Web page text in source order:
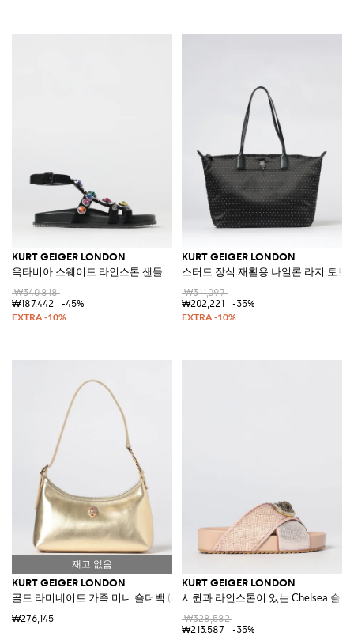
KURT GEIGER LONDON
옥타비아 스웨이드 라인스톤 샌들
₩340,818
₩187,442
-45%
KURT GEIGER LONDON
스터드 장식 재활용 나일론 라지 토트
₩311,097
₩202,221
-35%
KURT GEIGER LONDON
골드 라미네이트 가죽 미니 숄더백 (라인스톤 로고)
₩276,145
KURT GEIGER LONDON
시퀸과 라인스톤이 있는 Chelsea 슬라
₩328,582
₩213,587
-35%